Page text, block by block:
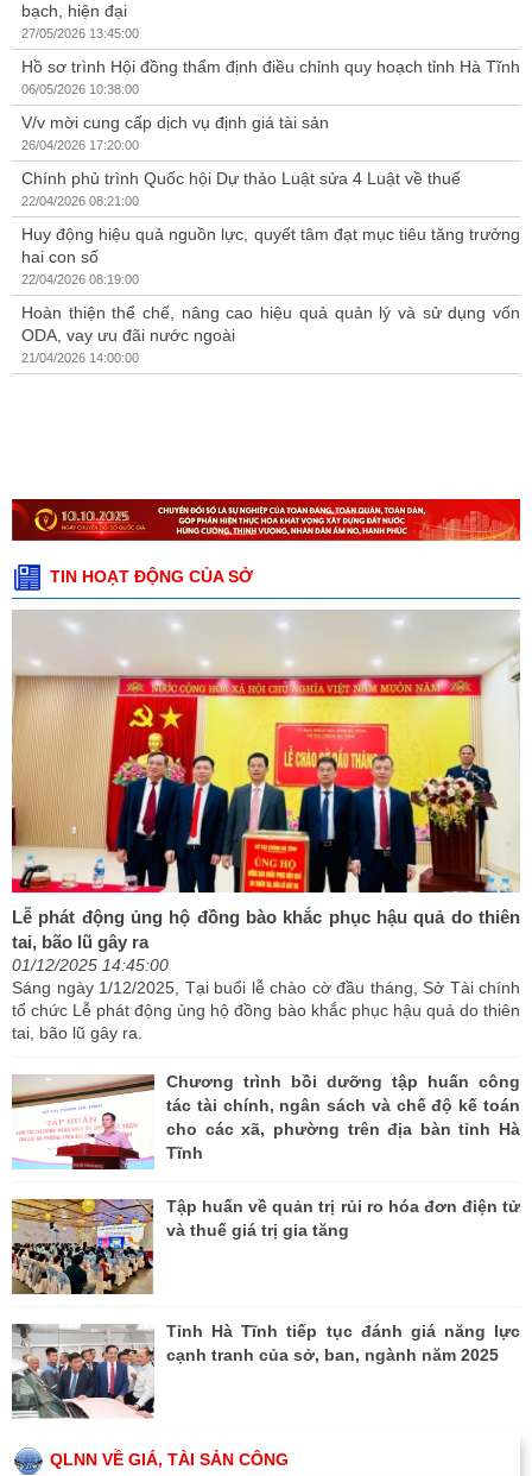
bạch, hiện đại
27/05/2026 13:45:00
Hồ sơ trình Hội đồng thẩm định điều chỉnh quy hoạch tỉnh Hà Tĩnh
06/05/2026 10:38:00
V/v mời cung cấp dịch vụ định giá tài sản
26/04/2026 17:20:00
Chính phủ trình Quốc hội Dự thảo Luật sửa 4 Luật về thuế
22/04/2026 08:21:00
Huy động hiệu quả nguồn lực, quyết tâm đạt mục tiêu tăng trưởng
hai con số
22/04/2026 08:19:00
Hoàn thiện thể chế, nâng cao hiệu quả quản lý và sử dụng vốn
ODA, vay ưu đãi nước ngoài
21/04/2026 14:00:00
TIN HOẠT ĐỘNG CỦA SỞ
Lễ phát động ủng hộ đồng bào khắc phục hậu quả do thiên
tai, bão lũ gây ra
01/12/2025 14:45:00
Sáng ngày 1/12/2025, Tại buổi lễ chào cờ đầu tháng, Sở Tài chính
tổ chức Lễ phát động ủng hộ đồng bào khắc phục hậu quả do thiên
tai, bão lũ gây ra.
Chương trình bồi dưỡng tập huấn công
tác tài chính, ngân sách và chế độ kế toán
cho các xã, phường trên địa bàn tỉnh Hà
Tĩnh
Tập huấn về quản trị rủi ro hóa đơn điện tử
và thuế giá trị gia tăng
Tỉnh Hà Tĩnh tiếp tục đánh giá năng lực
cạnh tranh của sở, ban, ngành năm 2025
QLNN VỀ GIÁ, TÀI SẢN CÔNG